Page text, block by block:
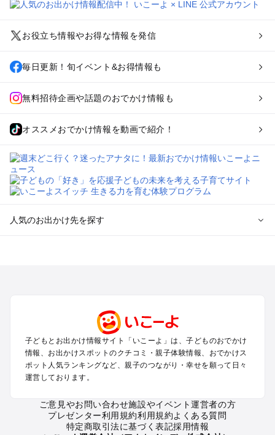
お役立ち情報やお得な情報を発信
毎日更新！旬イベント&お得情報も
無料招待企画や話題のおでかけ情報も
オススメおでかけ情報を動画で紹介！
人気のお出かけ先を探す
関西のプールおでかけ
中国･四国のプールおでかけ
九州･沖縄のプールおでかけ
定番お出かけスポット
子どもとお出かけ情報サイト「いこーよ」は、子どものおでかけ
情報、お出かけスポットのクチコミ・親子体験情報、おでかけス
ポット人気ランキングなど、親子のつながり・幸せを願って日々
運営しております。
ご意見やお問い合わせ施設やイベント運営者の方
プレゼンター利用規約利用規約よくある質問
特定商取引法に基づく表記採用情報